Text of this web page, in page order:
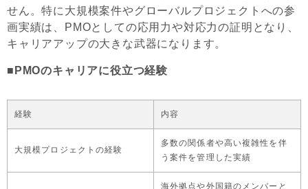
せん。特に大規模案件やグローバルプロジェクトへの参
画実績は、PMOとしての応用力や対応力の証明となり、
キャリアアップの大きな武器になります。
■PMOのキャリアに役立つ経験
経験 内容
大規模プロジェクトの経験
多数の関係者や高い複雑性を伴
う案件を管理した実績
海外拠点や外国籍のメンバーと